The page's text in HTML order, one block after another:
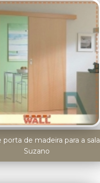
porta de madeira para a sala
Suzano